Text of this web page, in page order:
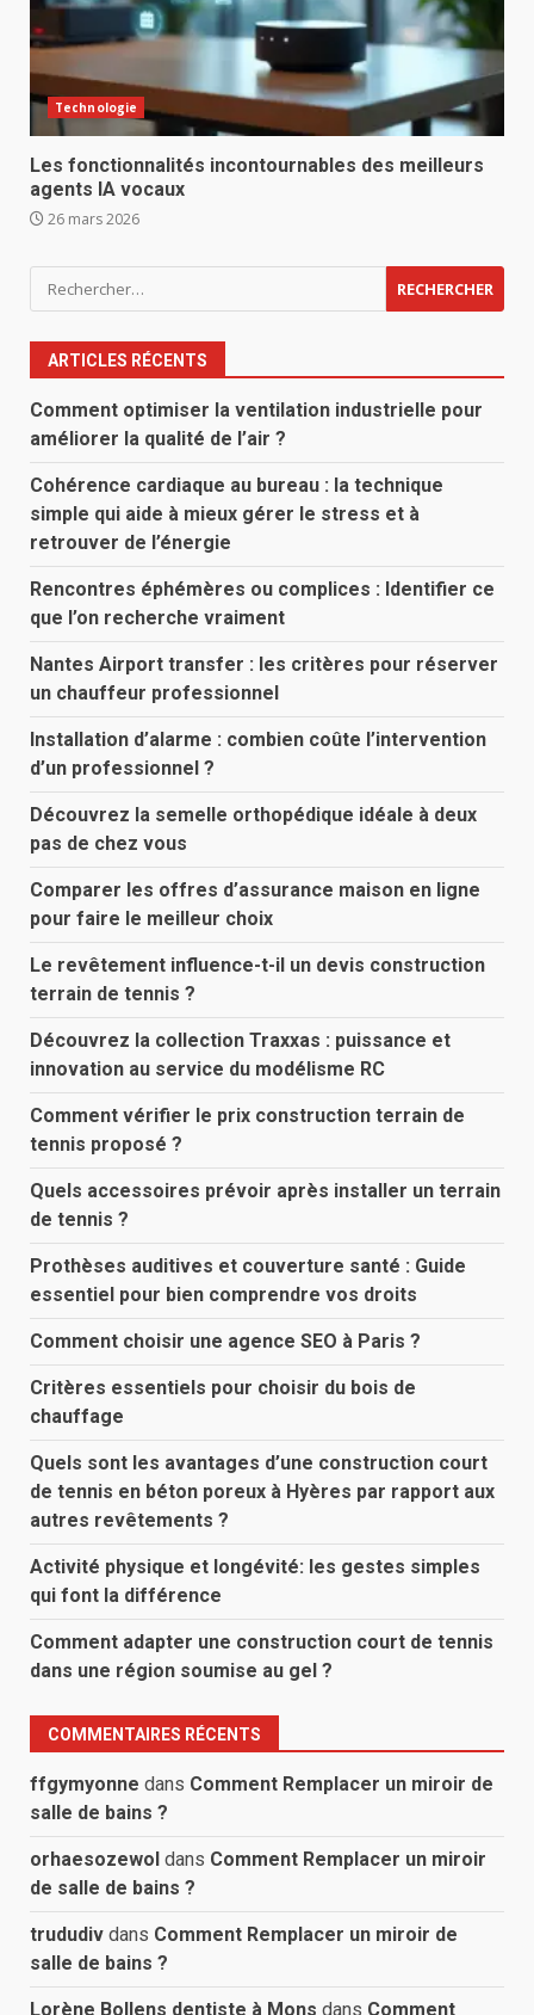
Technologie
Les fonctionnalités incontournables des meilleurs
agents IA vocaux
26 mars 2026
Rechercher :
ARTICLES RÉCENTS
Comment optimiser la ventilation industrielle pour
améliorer la qualité de l’air ?
Cohérence cardiaque au bureau : la technique
simple qui aide à mieux gérer le stress et à
retrouver de l’énergie
Rencontres éphémères ou complices : Identifier ce
que l’on recherche vraiment
Nantes Airport transfer : les critères pour réserver
un chauffeur professionnel
Installation d’alarme : combien coûte l’intervention
d’un professionnel ?
Découvrez la semelle orthopédique idéale à deux
pas de chez vous
Comparer les offres d’assurance maison en ligne
pour faire le meilleur choix
Le revêtement influence-t-il un devis construction
terrain de tennis ?
Découvrez la collection Traxxas : puissance et
innovation au service du modélisme RC
Comment vérifier le prix construction terrain de
tennis proposé ?
Quels accessoires prévoir après installer un terrain
de tennis ?
Prothèses auditives et couverture santé : Guide
essentiel pour bien comprendre vos droits
Comment choisir une agence SEO à Paris ?
Critères essentiels pour choisir du bois de
chauffage
Quels sont les avantages d’une construction court
de tennis en béton poreux à Hyères par rapport aux
autres revêtements ?
Activité physique et longévité: les gestes simples
qui font la différence
Comment adapter une construction court de tennis
dans une région soumise au gel ?
COMMENTAIRES RÉCENTS
ffgymyonne dans Comment Remplacer un miroir de
salle de bains ?
orhaesozewol dans Comment Remplacer un miroir
de salle de bains ?
trududiv dans Comment Remplacer un miroir de
salle de bains ?
Lorène Bollens dentiste à Mons dans Comment